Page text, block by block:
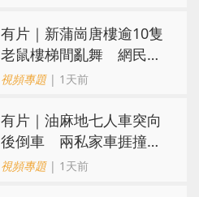
有片｜新蒲崗唐樓逾10隻
老鼠樓梯間亂舞 網民嚇
親：每次經過都要好大勇
視頻專題| 1天前
有片｜油麻地七人車突向
後倒車 兩私家車捱撞
司機不顧而去
視頻專題| 1天前